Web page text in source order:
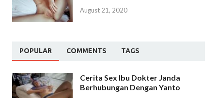
August 21, 2020
POPULAR COMMENTS TAGS
Cerita Sex Ibu Dokter Janda
Berhubungan Dengan Yanto